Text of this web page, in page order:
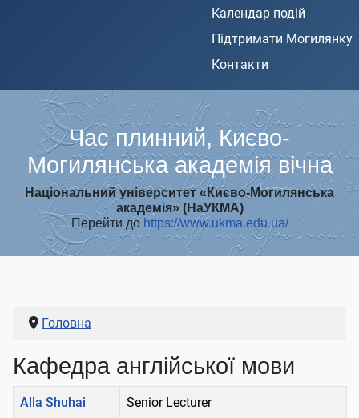
Календар подій
Підтримати Могилянку
Контакти
Час плинний, Києво-
Могилянська академія вічна
Національний університет «Києво-Могилянська
академія» (НаУКМА)
Перейти до https://www.ukma.edu.ua/
Головна
Кафедра англійської мови
Ім'я Деталі
Alla Shuhai Senior Lecturer